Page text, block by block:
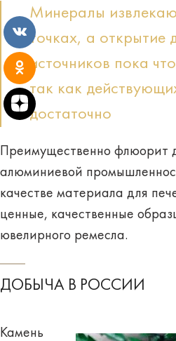
Минералы
точках, а открытие
источников пока
так как
достаточно
Преимущественно флюорит
алюминиевой
качестве материала для
ценные, качественные
ювелирного ремесла.
ДОБЫЧА В РОССИИ
Камень